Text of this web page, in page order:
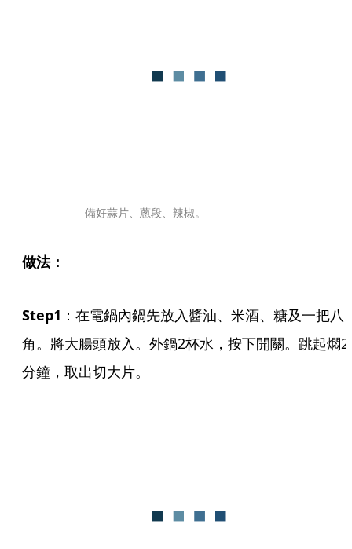
備好蒜片、蔥段、辣椒。
做法：
Step1 ：在電鍋內鍋先放入醬油、米酒、糖及一把八
角。將大腸頭放入。外鍋2杯水，按下開關。跳起燜
分鐘，取出切大片。